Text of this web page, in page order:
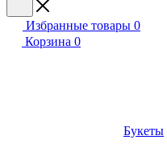
Избранные товары 0
Корзина 0
Букеты